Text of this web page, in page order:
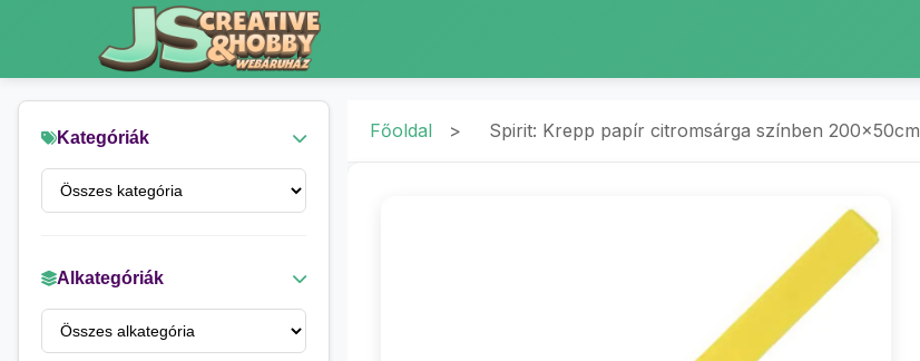
Kategóriák
Alkategóriák
Főoldal > Spirit: Krepp papír citromsárga színben 200x50cm